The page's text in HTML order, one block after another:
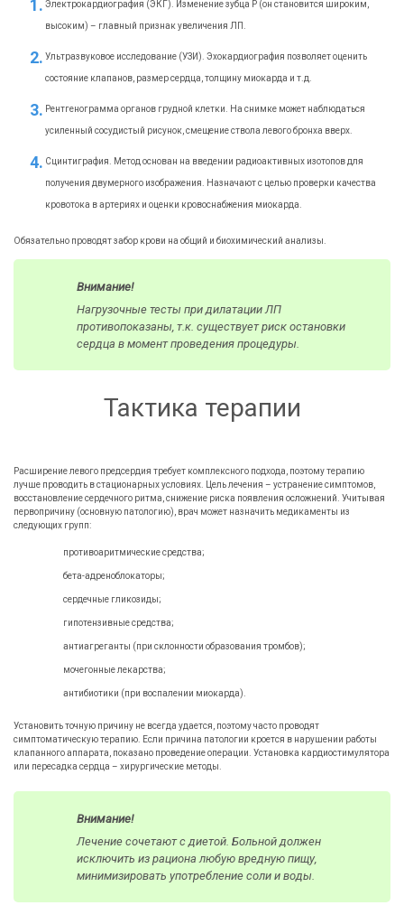
Электрокардиография (ЭКГ). Изменение зубца Р (он становится широким,
высоким) – главный признак увеличения ЛП.
Ультразвуковое исследование (УЗИ). Эхокардиография позволяет оценить
состояние клапанов, размер сердца, толщину миокарда и т.д.
Рентгенограмма органов грудной клетки. На снимке может наблюдаться
усиленный сосудистый рисунок, смещение ствола левого бронха вверх.
Сцинтиграфия. Метод основан на введении радиоактивных изотопов для
получения двумерного изображения. Назначают с целью проверки качества
кровотока в артериях и оценки кровоснабжения миокарда.
Обязательно проводят забор крови на общий и биохимический анализы.
Внимание!
Нагрузочные тесты при дилатации ЛП
противопоказаны, т.к. существует риск остановки
сердца в момент проведения процедуры.
Тактика терапии
Расширение левого предсердия требует комплексного подхода, поэтому терапию
лучше проводить в стационарных условиях. Цель лечения – устранение симптомов,
восстановление сердечного ритма, снижение риска появления осложнений. Учитывая
первопричину (основную патологию), врач может назначить медикаменты из
следующих групп:
противоаритмические средства;
бета-адреноблокаторы;
сердечные гликозиды;
гипотензивные средства;
антиагреганты (при склонности образования тромбов);
мочегонные лекарства;
антибиотики (при воспалении миокарда).
Установить точную причину не всегда удается, поэтому часто проводят
симптоматическую терапию. Если причина патологии кроется в нарушении работы
клапанного аппарата, показано проведение операции. Установка кардиостимулятора
или пересадка сердца – хирургические методы.
Внимание!
Лечение сочетают с диетой. Больной должен
исключить из рациона любую вредную пищу,
минимизировать употребление соли и воды.